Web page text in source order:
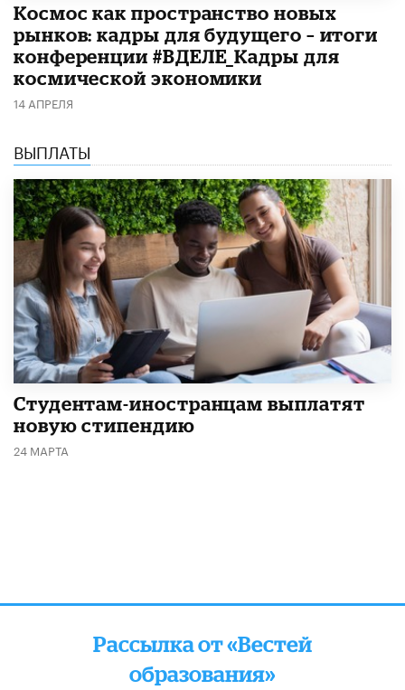
Космос как пространство новых
рынков: кадры для будущего – итоги
конференции #ВДЕЛЕ_Кадры для
космической экономики
14 АПРЕЛЯ
ВЫПЛАТЫ
Студентам-иностранцам выплатят
новую стипендию
24 МАРТА
Рассылка от «Вестей
образования»